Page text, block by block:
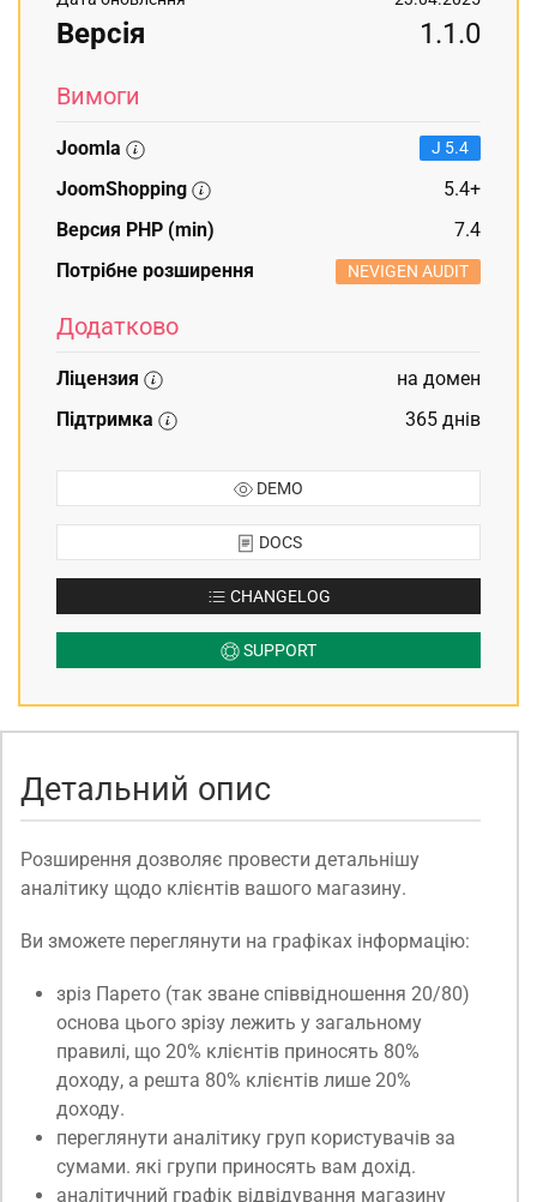
Версія 1.1.0
Вимоги
Joomla J 5.4
JoomShopping
5.4+
Версия PHP (min)
7.4
Потрібне розширення
NEVIGEN AUDIT
Додатково
Ліцензия
на домен
Підтримка
365 днів
DEMO
DOCS
CHANGELOG
SUPPORT
Детальний опис
Розширення дозволяє провести детальнішу
аналітику щодо клієнтів вашого магазину.
Ви зможете переглянути на графіках інформацію:
зріз Парето (так зване співвідношення 20/80)
основа цього зрізу лежить у загальному
правилі, що 20% клієнтів приносять 80%
доходу, а решта 80% клієнтів лише 20%
доходу.
переглянути аналітику груп користувачів за
сумами. які групи приносять вам дохід.
аналітичний графік відвідування магазину